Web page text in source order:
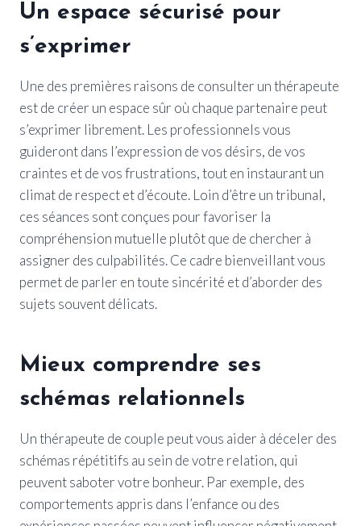
Un espace sécurisé pour
s’exprimer
Une des premières raisons de consulter un thérapeute
est de créer un espace sûr où chaque partenaire peut
s’exprimer librement. Les professionnels vous
guideront dans l’expression de vos désirs, de vos
craintes et de vos frustrations, tout en instaurant un
climat de respect et d’écoute. Loin d’être un tribunal,
ces séances sont conçues pour favoriser la
compréhension mutuelle plutôt que de chercher à
assigner des culpabilités. Ce cadre bienveillant vous
permet de parler en toute sincérité et d’aborder des
sujets souvent délicats.
Mieux comprendre ses
schémas relationnels
Un thérapeute de couple peut vous aider à déceler des
schémas répétitifs au sein de votre relation, qui
peuvent saboter votre bonheur. Par exemple, des
comportements appris dans l’enfance ou des